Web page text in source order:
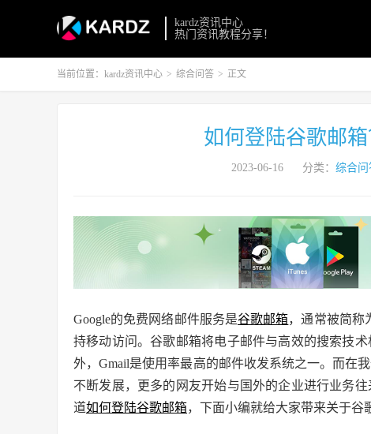
kardz资讯中心
热门资讯教程分享！
当前位置： kardz资讯中心 > 综合问答 > 正文
如何登陆谷歌邮箱
2023-06-16 分类： 综合问
Google的免费网络邮件服务是谷歌邮箱，通常被简称
持移动访问。谷歌邮箱将电子邮件与高效的搜索技
外，Gmail是使用率最高的邮件收发系统之一。而在
不断发展，更多的网友开始与国外的企业进行业务
道如何登陆谷歌邮箱，下面小编就给大家带来关于谷